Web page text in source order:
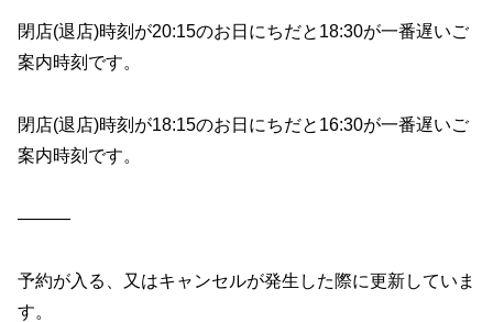
閉店(退店)時刻が20:15のお日にちだと18:30が一番遅いご
案内時刻です。
閉店(退店)時刻が18:15のお日にちだと16:30が一番遅いご
案内時刻です。
———
予約が入る、又はキャンセルが発生した際に更新していま
す。